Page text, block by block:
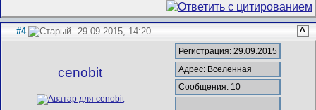
#4 29.09.2015, 14:20 ^
cenobit
Регистрация: 29.09.2015
Адрес: Вселенная
Сообщения: 10